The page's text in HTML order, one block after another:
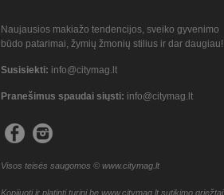
Naujausios makiažo tendencijos, sveiko gyvenimo
būdo patarimai, žymių žmonių stilius ir dar daugiau!
Susisiekti: info@citymag.lt
Pranešimus spaudai siųsti: info@citymag.lt
Visos teisės saugomos © www.citymag.lt
Kopijuoti ir platinti turinį be www.citymag.lt sutikimo griežtai